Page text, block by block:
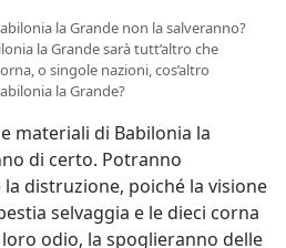
la Grande non la salveranno?
la Grande sarà tutt’altro che
o singole nazioni, cos’altro
la Grande?
materiali di Babilonia la
di certo. Potranno
distruzione, poiché la visione
selvaggia e le dieci corna
odio, la spoglieranno delle